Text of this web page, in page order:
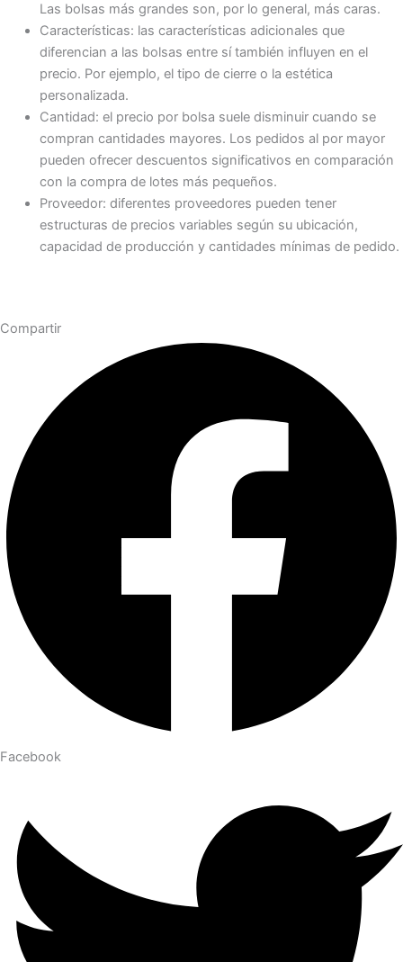
Las bolsas más grandes son, por lo general, más caras.
Características: las características adicionales que
diferencian a las bolsas entre sí también influyen en el
precio. Por ejemplo, el tipo de cierre o la estética
personalizada.
Cantidad: el precio por bolsa suele disminuir cuando se
compran cantidades mayores. Los pedidos al por mayor
pueden ofrecer descuentos significativos en comparación
con la compra de lotes más pequeños.
Proveedor: diferentes proveedores pueden tener
estructuras de precios variables según su ubicación,
capacidad de producción y cantidades mínimas de pedido.
Compartir
Facebook